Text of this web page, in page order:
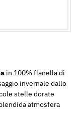
in 100% flanella di
invernale dallo
stelle dorate
atmosfera